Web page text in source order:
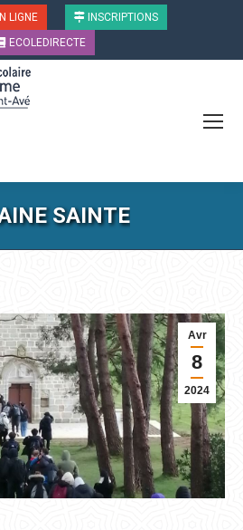
LIGNE
INSCRIPTIONS
ECOLEDIRECTE
SAINTE
Avr
8
2024